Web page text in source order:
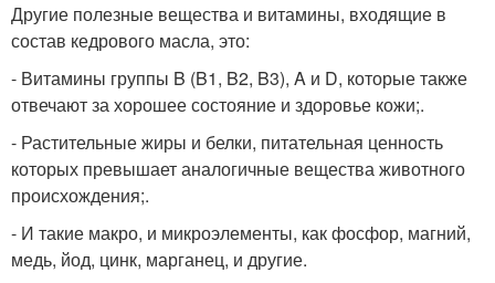
Другие полезные вещества и витамины, входящие в
состав кедрового масла, это:
- Витамины группы B (B1, B2, B3), A и D, которые также
отвечают за хорошее состояние и здоровье кожи;.
- Растительные жиры и белки, питательная ценность
которых превышает аналогичные вещества животного
происхождения;.
- И такие макро, и микроэлементы, как фосфор, магний,
медь, йод, цинк, марганец, и другие.